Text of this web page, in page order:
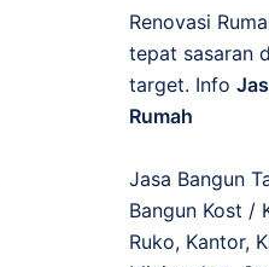
Renovasi
tepat sasaran
target. Info
Rumah
Jasa Bangun
Bangun Kost /
Ruko, Kantor,